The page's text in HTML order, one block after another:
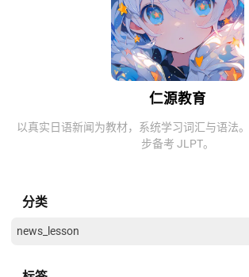
仁源教育
以真实日语新闻为教材，系统学习词汇与语法
步备考 JLPT。
分类
news_lesson